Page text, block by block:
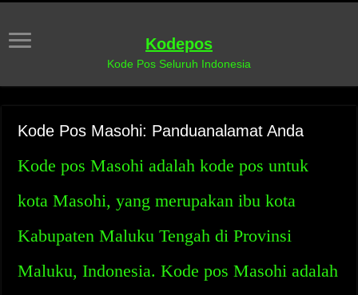
Kodepos
Kode Pos Seluruh Indonesia
Kode Pos Masohi: Panduanalamat Anda
Kode pos Masohi adalah kode pos untuk
kota Masohi, yang merupakan ibu kota
Kabupaten Maluku Tengah di Provinsi
Maluku, Indonesia. Kode pos Masohi adalah